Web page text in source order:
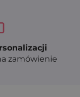
zamówienie